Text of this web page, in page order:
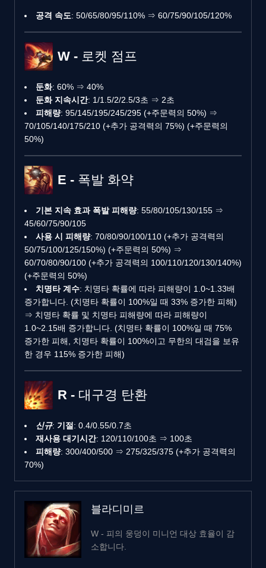
공격 속도: 50/65/80/95/110% ⇒ 60/75/90/105/120%
W - 로켓 점프
둔화: 60% ⇒ 40%
둔화 지속시간: 1/1.5/2/2.5/3초 ⇒ 2초
피해량: 95/145/195/245/295 (+주문력의 50%) ⇒
70/105/140/175/210 (+추가 공격력의 75%) (+주문력의
50%)
E - 폭발 화약
기본 지속 효과 폭발 피해량: 55/80/105/130/155 ⇒
45/60/75/90/105
사용 시 피해량: 70/80/90/100/110 (+추가 공격력의
50/75/100/125/150%) (+주문력의 50%) ⇒
60/70/80/90/100 (+추가 공격력의 100/110/120/130/140%)
(+주문력의 50%)
치명타 계수: 치명타 확률에 따라 피해량이 1.0~1.33배
증가합니다. (치명타 확률이 100%일 때 33% 증가한 피해)
⇒ 치명타 확률 및 치명타 피해량에 따라 피해량이
1.0~2.15배 증가합니다. (치명타 확률이 100%일 때 75%
증가한 피해, 치명타 확률이 100%이고 무한의 대검을 보유
한 경우 115% 증가한 피해)
R - 대구경 탄환
신규: 기절 : 0.4/0.55/0.7초
재사용 대기시간: 120/110/100초 ⇒ 100초
피해량: 300/400/500 ⇒ 275/325/375 (+추가 공격력의
70%)
블라디미르
W - 피의 웅덩이 미니언 대상 효율이 감
소합니다.